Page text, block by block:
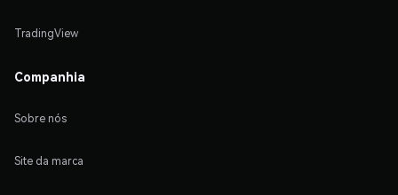
TradingView
Companhia
Sobre nós
Site da marca